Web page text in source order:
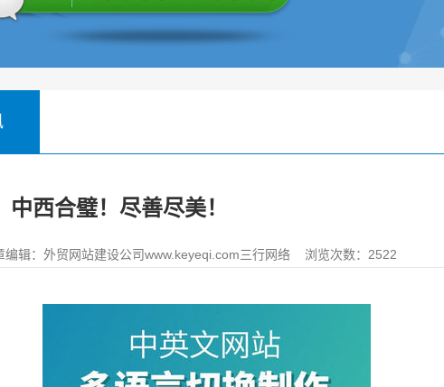
西合璧！尽善尽美！
辑： 外贸网站建设公司www.keyeqi.com三行网络 浏览次数：2522